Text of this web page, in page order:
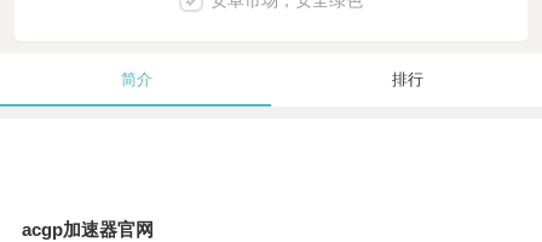
简介 排行
acgp加速器官网